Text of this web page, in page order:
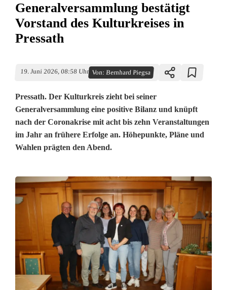
Generalversammlung bestätigt
Vorstand des Kulturkreises in
Pressath
19. Juni 2026, 08:58 Uhr Von:Bernhard Piegsa
Pressath. Der Kulturkreis zieht bei seiner
Generalversammlung eine positive Bilanz und knüpft
nach der Coronakrise mit acht bis zehn Veranstaltungen
im Jahr an frühere Erfolge an. Höhepunkte, Pläne und
Wahlen prägten den Abend.